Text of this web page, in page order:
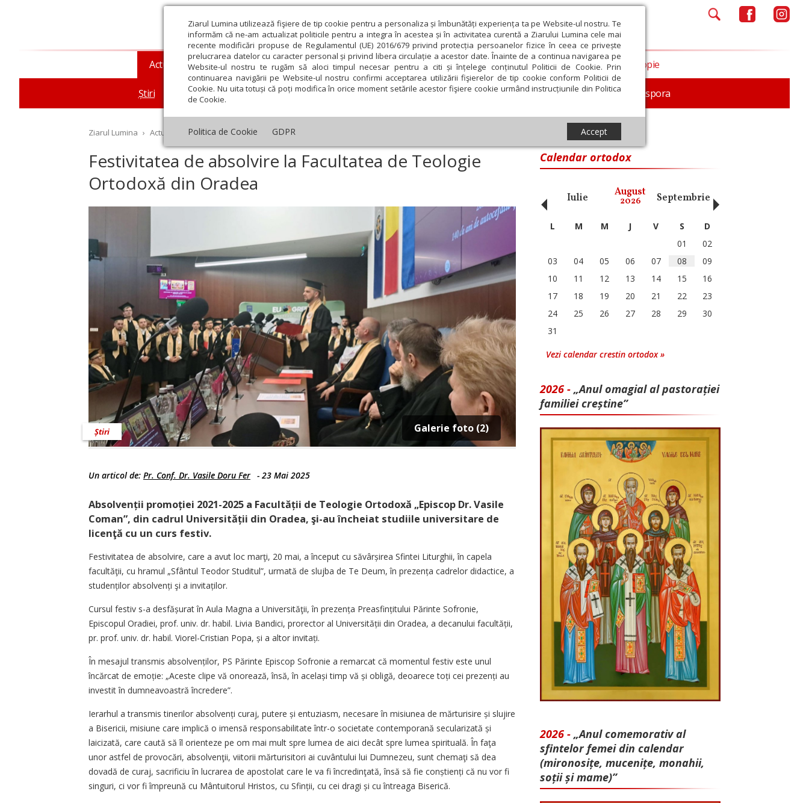
Ziarul Lumina utilizează fişiere de tip cookie pentru a personaliza și îmbunătăți experiența ta pe Website-ul nostru. Te
informăm că ne-am actualizat politicile pentru a integra în acestea și în activitatea curentă a Ziarului Lumina cele mai
recente modificări propuse de Regulamentul (UE) 2016/679 privind protecția persoanelor fizice în ceea ce privește
prelucrarea datelor cu caracter personal și privind libera circulație a acestor date. Înainte de a continua navigarea pe
Website-ul nostru te rugăm să aloci timpul necesar pentru a citi și înțelege conținutul Politicii de Cookie. Prin
continuarea navigării pe Website-ul nostru confirmi acceptarea utilizării fişierelor de tip cookie conform Politicii de
Cookie. Nu uita totuși că poți modifica în orice moment setările acestor fişiere cookie urmând instrucțiunile din Politica
de Cookie.
Politica de Cookie GDPR Accept
Actualitate religioasă
Știri Mesaje și cuvântări An omagial Comunicate de presă Documentar In memoriam Diaspora
Teologie și spiritualitate Educaţie și Cultură Societate Opinii Filantropie
Ziarul Lumina › Actualitate religioasă › Știri › Festivitatea de absolvire la Facultatea de Teologie Ortodoxă din Oradea
Festivitatea de absolvire la Facultatea de Teologie
Ortodoxă din Oradea
Galerie foto (2)
Știri
Un articol de: Pr. Conf. Dr. Vasile Doru Fer - 23 Mai 2025
Absolvenții promoției 2021-2025 a Facultății de Teologie Ortodoxă „Episcop Dr. Vasile
Coman”, din cadrul Universității din Oradea, şi-au încheiat studiile universitare de
licenţă cu un curs festiv.
Festivitatea de absolvire, care a avut loc marţi, 20 mai, a început cu săvârșirea Sfintei Liturghii, în capela
facultăţii, cu hramul „Sfântul Teodor Studitul”, urmată de slujba de Te Deum, în prezența cadrelor didactice, a
studenților absolvenți şi a invitaților.
Cursul festiv s-a desfășurat în Aula Magna a Universităţii, în prezența Preasfințitului Părinte Sofronie,
Episcopul Oradiei, prof. univ. dr. habil. Livia Bandici, prorector al Universității din Oradea, a decanului facultății,
pr. prof. univ. dr. habil. Viorel-Cristian Popa, și a altor invitați.
În mesajul transmis absolven­ți­lor, PS Părinte Episcop Sofronie a remarcat că momentul festiv este unul
încărcat de emoție: „Aceste clipe vă onorează, însă, în același timp vă și obligă, deoarece toți cei prezenți au
investit în dumneavoastră încredere”.
Ierarhul a transmis tinerilor ab­sol­venți curaj, putere și entuziasm, necesare în misiunea de mărturisire și slujire
a Bisericii, misiune care implică o imensă responsabilitate într-o societate contemporană secularizată și
laicizată, care caută să îl orienteze pe om mai mult spre lumea de aici decât spre lumea spirituală. În faţa
unor astfel de provocări, absolvenţii, viitorii mărturisitori ai cuvântului lui Dumnezeu, sunt chemaţi să dea
dovadă de curaj, sacrificiu în lucrarea de apostolat care le va fi încredinţată, însă să fie conștienți că nu vor fi
singuri, ci vor fi împreună cu Mântuitorul Hristos, cu Sfinții, cu cei dragi și cu întreaga Biserică.
Calendar ortodox
Iulie August
2026 Septembrie Octombrie
‹ L M M J V S
D
01
02
03
04 05 06 07 08
09
10
11 12 13 14 15
16
17
18 19 20 21 22
23
24
25 26 27 28 29
30
31
Vezi calendar crestin ortodox »
2026 - „Anul omagial al pastorației
familiei creștine”
2026 - „Anul comemorativ al
sfintelor femei din calendar
(mironosițe, mu­cenițe, monahii,
soții și mame)”